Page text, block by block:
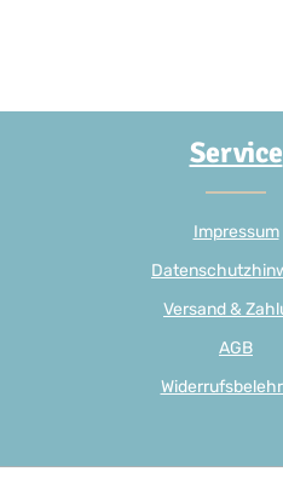
Service
Impressum
Versand &
AGB